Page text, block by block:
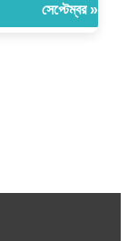
সেপ্টেম্বর »